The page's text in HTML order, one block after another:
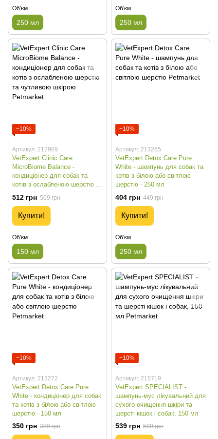
Об'єм
250 мл
Об'єм
250 мл
−10%
Артикул: 212909
VetExpert Clinic Care
MicroBiome Balance -
кондиціонер для собак та
котів з ослабленою шерстю та
чутливою шкірою - 150 мл
512 грн 569 грн
Купити!
Об'єм
150 мл
−10%
Артикул: 213265
VetExpert Detox Care Pure
White - шампунь для собак та
котів з білою або світлою
шерстю - 250 мл
404 грн 449 грн
Купити!
Об'єм
250 мл
−10%
Артикул: 213272
VetExpert Detox Care Pure
White - кондиціонер для собак
та котів з білою або світлою
шерстю - 150 мл
350 грн 389 грн
−10%
Артикул: 215719
VetExpert SPECIALIST -
шампунь-мус лікувальний для
сухого очищення шкіри та
шерсті кішок і собак, 150 мл
539 грн 599 грн